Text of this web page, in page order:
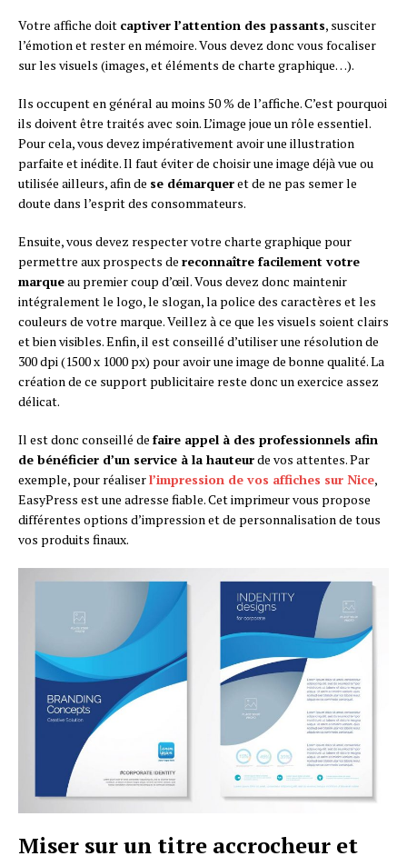
Votre affiche doit captiver l’attention des passants, susciter
l’émotion et rester en mémoire. Vous devez donc vous focaliser
sur les visuels (images, et éléments de charte graphique…).
Ils occupent en général au moins 50 % de l’affiche. C’est pourquoi
ils doivent être traités avec soin. L’image joue un rôle essentiel.
Pour cela, vous devez impérativement avoir une illustration
parfaite et inédite. Il faut éviter de choisir une image déjà vue ou
utilisée ailleurs, afin de se démarqueret de ne pas semer le
doute dans l’esprit des consommateurs.
Ensuite, vous devez respecter votre charte graphique pour
permettre aux prospects de reconnaître facilement votre
marqueau premier coup d’œil. Vous devez donc maintenir
intégralement le logo, le slogan, la police des caractères et les
couleurs de votre marque. Veillez à ce que les visuels soient clairs
et bien visibles. Enfin, il est conseillé d’utiliser une résolution de
300 dpi (1500 x 1000 px) pour avoir une image de bonne qualité. La
création de ce support publicitaire reste donc un exercice assez
délicat.
Il est donc conseillé de faire appel à des professionnels afin
de bénéficier d’un service à la hauteurde vos attentes. Par
exemple, pour réaliserl’impression de vos affiches sur Nice,
EasyPress est une adresse fiable. Cet imprimeur vous propose
différentes options d’impression et de personnalisation de tous
vos produits finaux.
Miser sur un titre accrocheur et